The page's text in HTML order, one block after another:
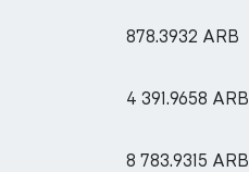
878.3932 ARB
4 391.9658 ARB
8 783.9315 ARB